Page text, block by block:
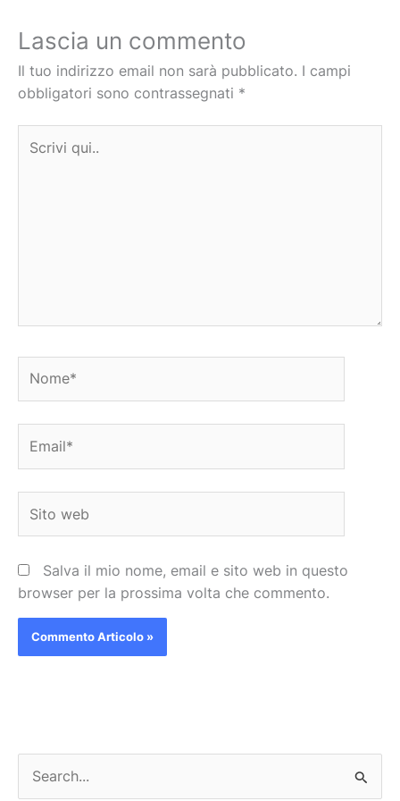
Lascia un commento
Il tuo indirizzo email non sarà pubblicato. I campi
obbligatori sono contrassegnati *
qui..
web
Salva il mio nome, email e sito web in questo
browser per la prossima volta che commento.